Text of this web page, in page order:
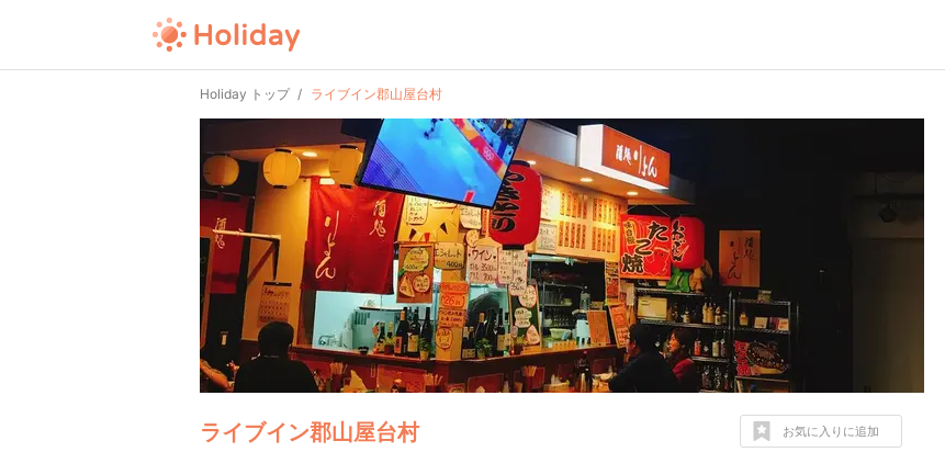
Holiday トップ ライブイン郡山屋台村
ライブイン郡山屋台村 お気に入りに追加